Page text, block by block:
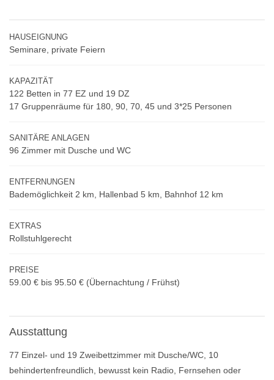
HAUSEIGNUNG
Seminare, private Feiern
KAPAZITÄT
122 Betten in 77 EZ und 19 DZ
17 Gruppenräume für 180, 90, 70, 45 und 3*25 Personen
SANITÄRE ANLAGEN
96 Zimmer mit Dusche und WC
ENTFERNUNGEN
Bademöglichkeit 2 km, Hallenbad 5 km, Bahnhof 12 km
EXTRAS
Rollstuhlgerecht
PREISE
59.00 € bis 95.50 € (Übernachtung / Frühst)
Ausstattung
77 Einzel- und 19 Zweibettzimmer mit Dusche/WC, 10
behindertenfreundlich, bewusst kein Radio, Fernsehen oder